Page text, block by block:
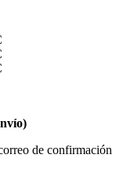
de confirmación